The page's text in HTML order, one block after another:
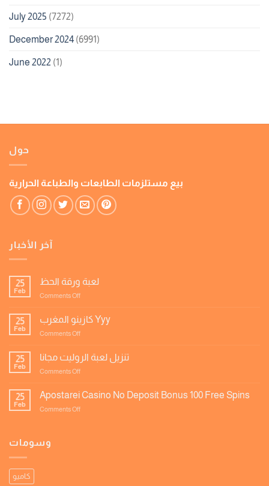
July 2025 (7272)
December 2024 (6991)
June 2022 (1)
حول
بيع مستلزمات الطابعات والطباعة الحرارية
آخر الأخبار
25
Feb
لعبة ورقة الحظ
Comments Offon
ورقة
الحظ
25
Feb
كازينو المغرب Yyy
Comments Offon
المغرب
Yyy
25
Feb
تنزيل لعبة الروليت مجانا
Comments Offon
لعبة
25
Feb
Apostarei Casino No Deposit Bonus 100 Free Spins
Comments Offon
وسومات
كاميو